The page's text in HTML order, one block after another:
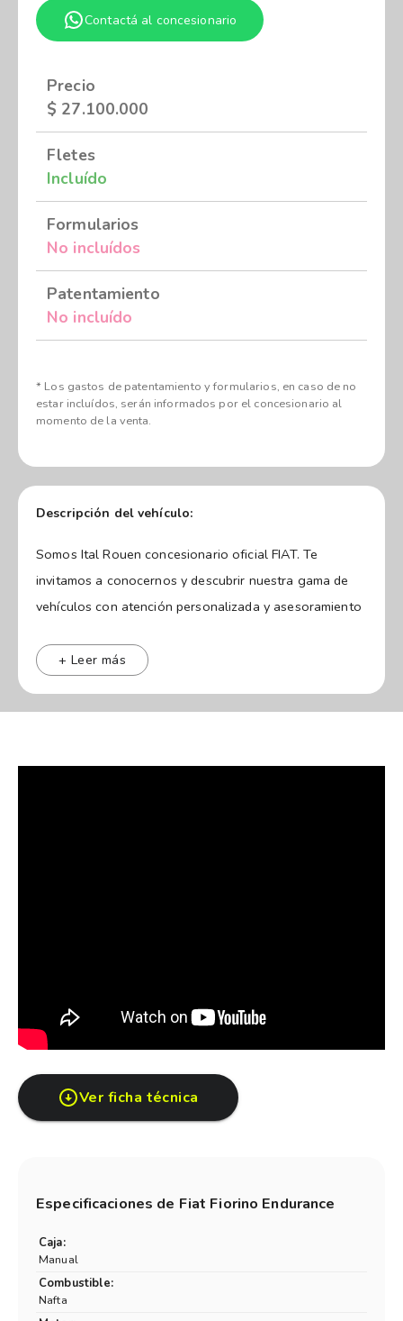
Contactá al concesionario
Precio
$ 27.100.000
Fletes
Incluído
Formularios
No incluídos
Patentamiento
No incluído
* Los gastos de patentamiento y formularios, en caso de no
estar incluídos, serán informados por el concesionario al
momento de la venta.
Descripción del vehículo:
Somos Ital Rouen concesionario oficial FIAT. Te
invitamos a conocernos y descubrir nuestra gama de
vehículos con atención personalizada y asesoramiento
encontramos ubicados en Av. Lavalle 1650 (Zárate) y
no incluyen flete ni formularios.
$24.000.000 en TASA CERO hasta 18 cuotas.
+ Leer más
Ver ficha técnica
Especificaciones de Fiat Fiorino Endurance
Caja:
Manual
Combustible:
Nafta